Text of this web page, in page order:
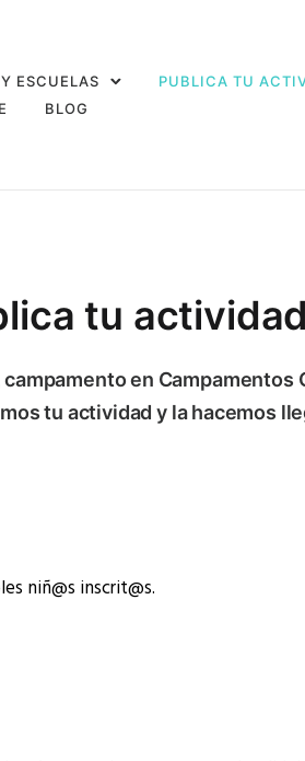
ESCUELAS
PUBLICA TU
BLOG
tu actividad
en
tu actividad y la hacemos
niñ@s inscrit@s.